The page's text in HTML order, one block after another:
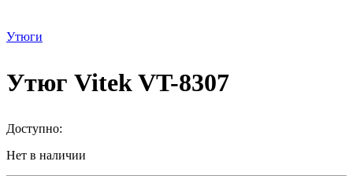
Утюги
Утюг Vitek VT-8307
Доступно:
Нет в наличии